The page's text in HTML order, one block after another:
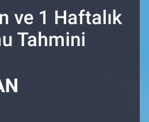
ve 1 Haftalık
Tahmini